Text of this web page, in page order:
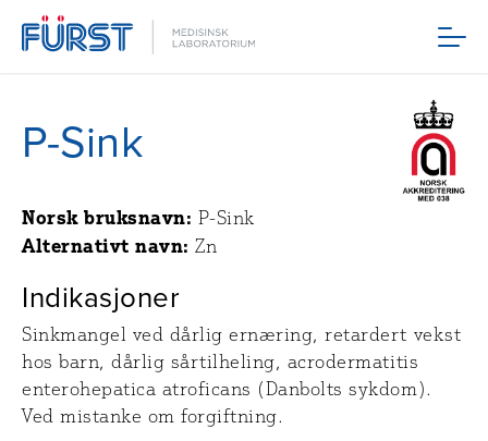
Meny
P-Sink
Norsk bruksnavn: P-Sink
Alternativt navn:Zn
Indikasjoner
Sinkmangel ved dårlig ernæring, retardert vekst
hos barn, dårlig sårtilheling, acrodermatitis
enterohepatica atroficans (Danbolts sykdom).
Ved mistanke om forgiftning.